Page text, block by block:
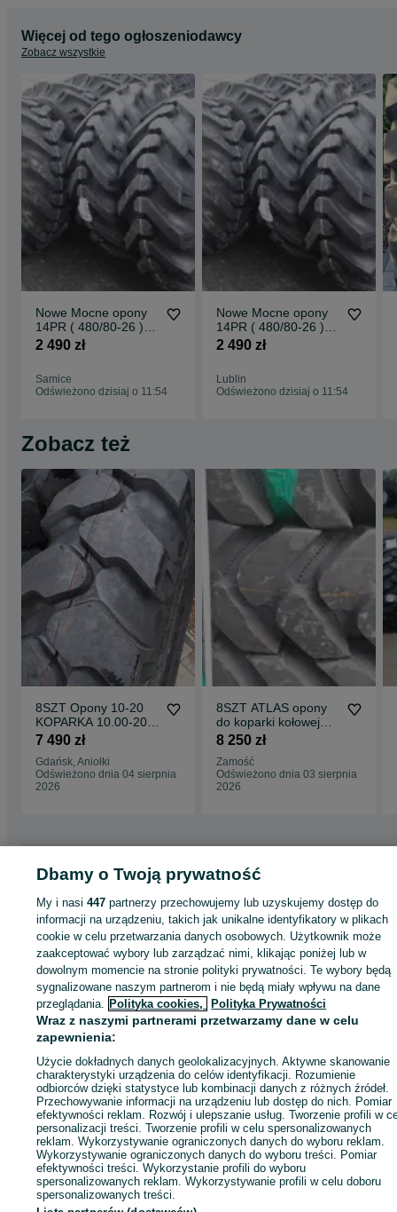
Więcej od tego ogłoszeniodawcy
Zobacz wszystkie
Nowe Mocne opony
14PR ( 480/80-26 )
18.4-26 JCB3CX
2 490 zł
Samice
Odświeżono dzisiaj o 11:54
Nowe Mocne opony
14PR ( 480/80-26 )
18.4-26 JCB3CX
2 490 zł
Lublin
Odświeżono dzisiaj o 11:54
Zobacz też
8SZT Opony 10-20
KOPARKA 10.00-20 |
10/20 Dostawa
wysyłka
7 490 zł
Gdańsk, Aniołki
Odświeżono dnia 04 sierpnia
2026
8SZT ATLAS opony
do koparki kołowej
10-20 | 10.00-20 FV
20PR
8 250 zł
Zamość
Odświeżono dnia 03 sierpnia
2026
Strona główna Motoryzacja Opony i Felgi Opony
Opony - Krępka
KATEGORIA
ID:1042656560 Wyświetlenia:
Zadzwoń / SMS Wyślij wiadomość
Dbamy o Twoją prywatność
My i nasi447 partnerzy przechowujemy lub uzyskujemy dostęp do
informacji na urządzeniu, takich jak unikalne identyfikatory w plikach
cookie w celu przetwarzania danych osobowych. Użytkownik może
zaakceptować wybory lub zarządzać nimi, klikając poniżej lub w
dowolnym momencie na stronie polityki prywatności. Te wybory będą
sygnalizowane naszym partnerom i nie będą miały wpływu na dane
przeglądania. Polityka cookies, Polityka Prywatności
Wraz z naszymi partnerami przetwarzamy dane w celu
zapewnienia:
Użycie dokładnych danych geolokalizacyjnych. Aktywne skanowanie
charakterystyki urządzenia do celów identyfikacji. Rozumienie
odbiorców dzięki statystyce lub kombinacji danych z różnych źródeł.
Przechowywanie informacji na urządzeniu lub dostęp do nich. Pomiar
efektywności reklam. Rozwój i ulepszanie usług. Tworzenie profili w
personalizacji treści. Tworzenie profili w celu spersonalizowanych
reklam. Wykorzystywanie ograniczonych danych do wyboru reklam.
Wykorzystywanie ograniczonych danych do wyboru treści. Pomiar
efektywności treści. Wykorzystanie profili do wyboru
spersonalizowanych reklam. Wykorzystywanie profili w celu doboru
spersonalizowanych treści.